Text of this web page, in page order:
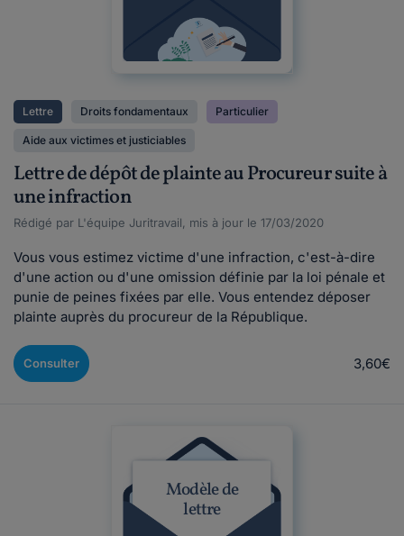
Lettre Droits fondamentaux Particulier
Aide aux victimes et justiciables
Lettre de dépôt de plainte au Procureur suite à
une infraction
Rédigé par L'équipe Juritravail, mis à jour le 17/03/2020
Vous vous estimez victime d'une infraction, c'est-à-dire
d'une action ou d'une omission définie par la loi pénale et
punie de peines fixées par elle. Vous entendez déposer
plainte auprès du procureur de la République.
Consulter 3,60€
Modèle de
lettre